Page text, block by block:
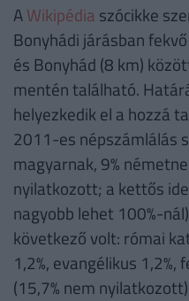
AWikipédia szócikke
Bonyhádi járásban
és Bonyhád (8 km)
mentén található.
helyezkedik el a hozzá
2011-es népszámlálás
magyarnak, 9%
nyilatkozott; a kettős
nagyobb lehet 100%-
következő volt: római
1,2%, evangélikus 1,2%,
(15,7% nem